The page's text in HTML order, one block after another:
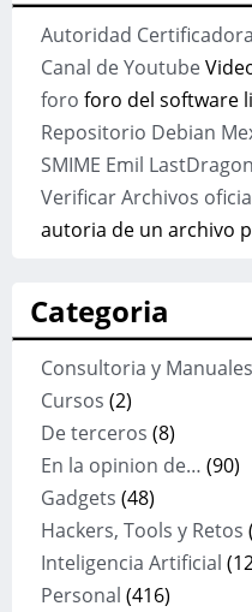
Autoridad Certificadora
Canal de Youtube
foro foro del software
Repositorio Debian
SMIME Emil LastDragon
Verificar Archivos
autoria de un archivo
Categoria
Consultoria y Manuales
Cursos (2)
De terceros (8)
En la opinion de… (90)
Gadgets (48)
Hackers, Tools y Retos
Inteligencia Artificial
Personal (416)